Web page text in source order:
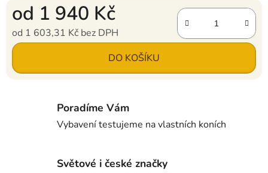
od 1 940 Kč
od 1 603,31 Kč bez DPH
Měrná cena: DO KOŠÍKU
Poradíme Vám
Vybavení testujeme na vlastních koních
Světové i české značky